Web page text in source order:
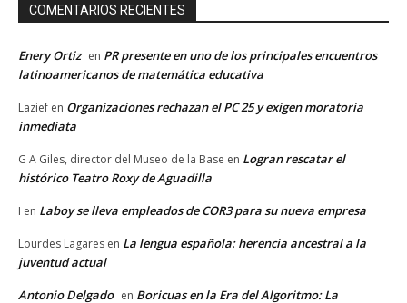
COMENTARIOS RECIENTES
Enery Ortiz en PR presente en uno de los principales encuentros
latinoamericanos de matemática educativa
Lazief en Organizaciones rechazan el PC 25 y exigen moratoria
inmediata
G A Giles, director del Museo de la Base en Logran rescatar el
histórico Teatro Roxy de Aguadilla
I en Laboy se lleva empleados de COR3 para su nueva empresa
Lourdes Lagares en La lengua española: herencia ancestral a la
juventud actual
Antonio Delgado en Boricuas en la Era del Algoritmo: La